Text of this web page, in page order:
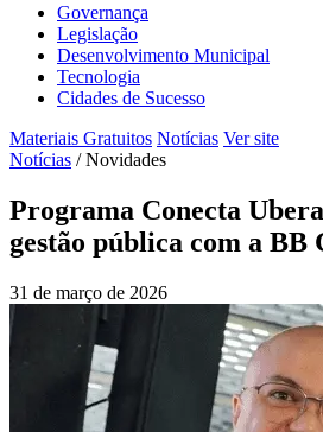
Governança
Legislação
Desenvolvimento Municipal
Tecnologia
Cidades de Sucesso
Materiais Gratuitos Notícias Ver site
Notícias / Novidades
Programa Conecta
gestão pública com a
31 de março de 2026